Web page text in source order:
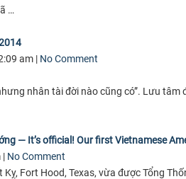
…
am | No Comment
nhân tài đời nào cũng có”. Lưu
— It’s official! Our first Vietnamese
| No Comment
Fort Hood, Texas, vừa được Tổng